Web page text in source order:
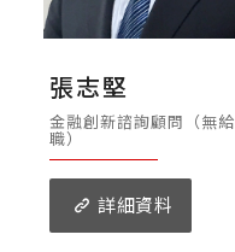
張志堅
金融創新諮詢顧問（無給
職）
詳細資料